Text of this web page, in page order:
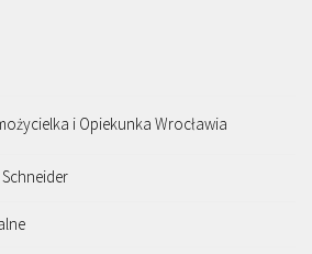
i Opiekunka Wrocławia